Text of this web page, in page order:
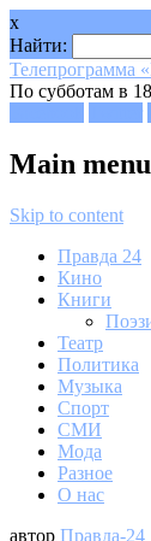
x
Найти:
Телепрограмма
По субботам в
Main menu
Skip to content
Правда 24
Кино
Книги
Театр
Политика
Музыка
Спорт
СМИ
Мода
Разное
О нас
автор Правда-24